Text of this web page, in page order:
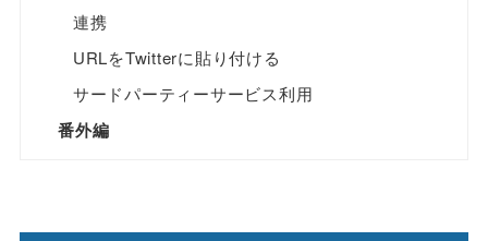
連携
URLをTwitterに貼り付ける
サードパーティーサービス利用
番外編